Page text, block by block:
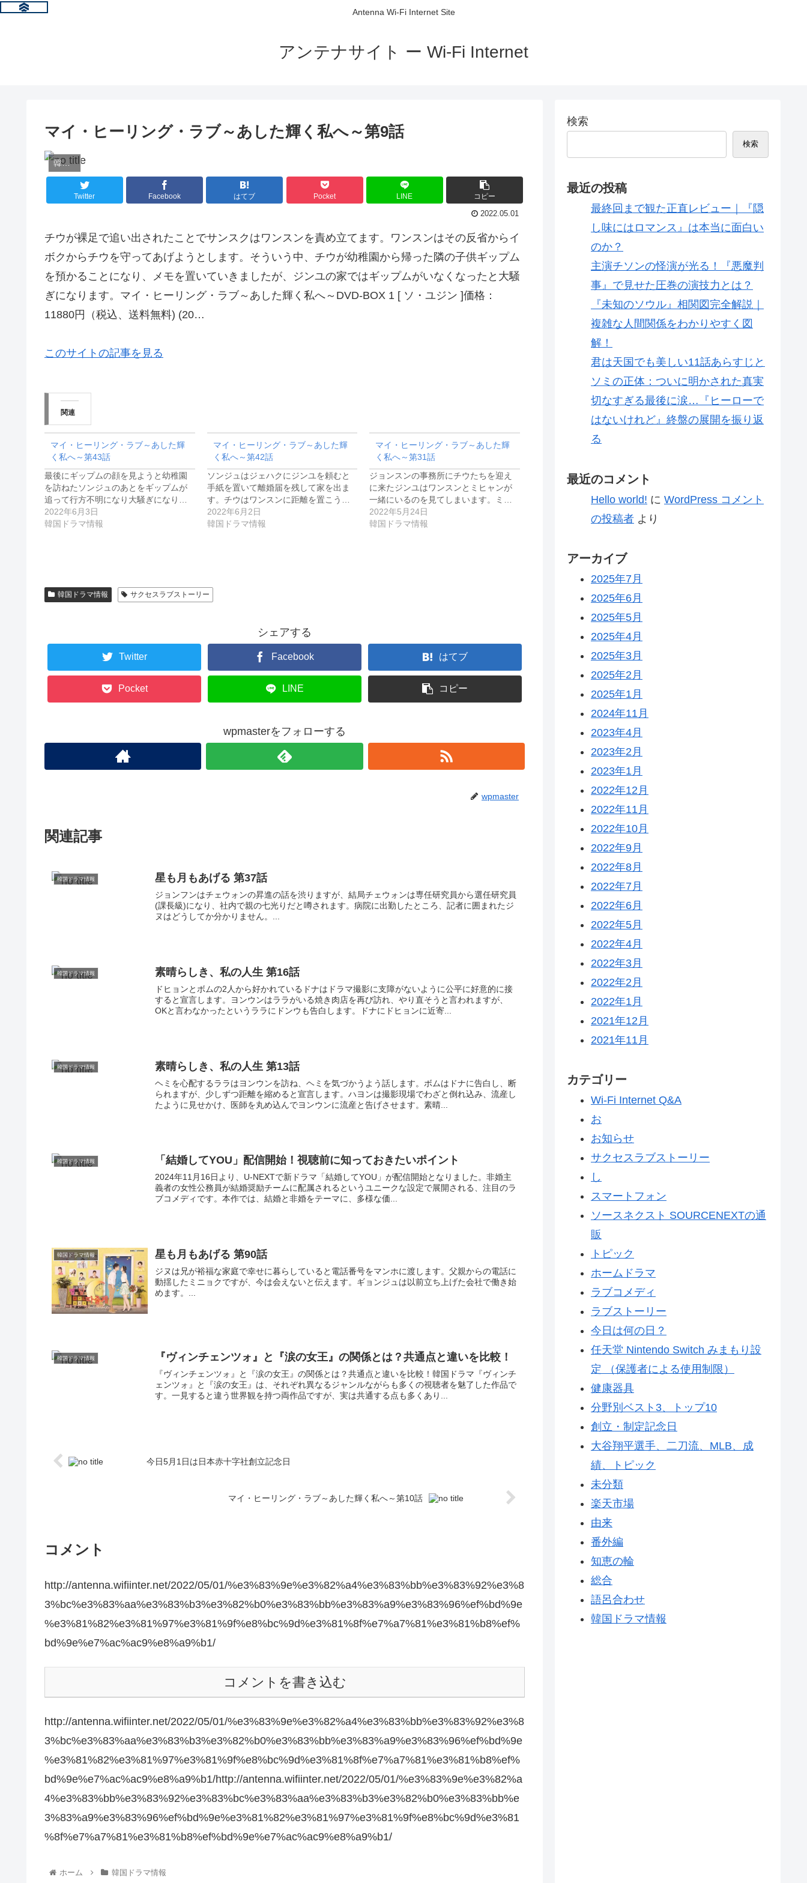
Antenna Wi-Fi Internet Site
アンテナサイト ー Wi-Fi Internet
マイ・ヒーリング・ラブ～あした輝く私へ～第9話
韓国ドラマ情報
Twitter Facebook はてブ Pocket LINE コピー
2022.05.01
チウが裸足で追い出されたことでサンスクはワンスンを責め立てます。ワンスンはその反省からイ
ボクからチウを守ってあげようとします。そういう中、チウが幼稚園から帰った隣の子供ギップム
を預かることになり、メモを置いていきましたが、ジンユの家ではギップムがいなくなったと大騒
ぎになります。マイ・ヒーリング・ラブ～あした輝く私へ～DVD-BOX 1 [ ソ・ユジン ]価格：
11880円（税込、送料無料) (20…
このサイトの記事を見る
関連
マイ・ヒーリング・ラブ～あした輝
く私へ～第43話
最後にギップムの顔を見ようと幼稚園
を訪ねたソンジュのあとをギップムが
追って行方不明になり大騒ぎになり…
2022年6月3日
韓国ドラマ情報
マイ・ヒーリング・ラブ～あした輝
く私へ～第42話
ソンジュはジェハクにジンユを頼むと
手紙を置いて離婚届を残して家を出ま
す。チウはワンスンに距離を置こう…
2022年6月2日
韓国ドラマ情報
マイ・ヒーリング・ラブ～あした輝
く私へ～第31話
ジョンスンの事務所にチウたちを迎え
に来たジンユはワンスンとミヒャンが
一緒にいるのを見てしまいます。ミ…
2022年5月24日
韓国ドラマ情報
韓国ドラマ情報 サクセスラブストーリー
シェアする
Twitter Facebook はてブ
Pocket LINE コピー
wpmasterをフォローする
wpmaster
関連記事
韓国ドラマ情報 星も月もあげる 第37話
ジョンフンはチェウォンの昇進の話を渋りますが、結局チェウォンは専任研究員から選任研究員
(課長級)になり、社内で親の七光りだと噂されます。病院に出勤したところ、記者に囲まれたジ
ヌはどうしてか分かりません。...
韓国ドラマ情報 素晴らしき、私の人生 第16話
ドヒョンとボムの2人から好かれているドナはドラマ撮影に支障がないように公平に好意的に接
すると宣言します。ヨンウンはララがいる焼き肉店を再び訪れ、やり直そうと言われますが、
OKと言わなかったというララにドンウも告白します。ドナにドヒョンに近寄...
韓国ドラマ情報 素晴らしき、私の人生 第13話
ヘミを心配するララはヨンウンを訪ね、ヘミを気づかうよう話します。ボムはドナに告白し、断
られますが、少しずつ距離を縮めると宣言します。ハヨンは撮影現場でわざと倒れ込み、流産し
たように見せかけ、医師を丸め込んでヨンウンに流産と告げさせます。素晴...
韓国ドラマ情報 「結婚してYOU」配信開始！視聴前に知っておきたいポイント
2024年11月16日より、U-NEXTで新ドラマ「結婚してYOU」が配信開始となりました。非婚主
義者の女性公務員が結婚奨励チームに配属されるというユニークな設定で展開される、注目のラ
ブコメディです。本作では、結婚と非婚をテーマに、多様な価...
韓国ドラマ情報 星も月もあげる 第90話
ジヌは兄が裕福な家庭で幸せに暮らしていると電話番号をマンホに渡します。父親からの電話に
動揺したミニョクですが、今は会えないと伝えます。ギョンジュは以前立ち上げた会社で働き始
めます。...
韓国ドラマ情報 『ヴィンチェンツォ』と『涙の女王』の関係とは？共通点と違いを比較！
『ヴィンチェンツォ』と『涙の女王』の関係とは？共通点と違いを比較！韓国ドラマ『ヴィンチ
ェンツォ』と『涙の女王』は、それぞれ異なるジャンルながらも多くの視聴者を魅了した作品で
す。一見すると違う世界観を持つ両作品ですが、実は共通する点も多くあり...
今日5月1日は日本赤十字社創立記念日
マイ・ヒーリング・ラブ～あした輝く私へ～第10話
コメント
http://antenna.wifiinter.net/2022/05/01/%e3%83%9e%e3%82%a4%e3%83%bb%e3%83%92%e3%8
3%bc%e3%83%aa%e3%83%b3%e3%82%b0%e3%83%bb%e3%83%a9%e3%83%96%ef%bd%9e
%e3%81%82%e3%81%97%e3%81%9f%e8%bc%9d%e3%81%8f%e7%a7%81%e3%81%b8%ef%
bd%9e%e7%ac%ac9%e8%a9%b1/
コメントを書き込む
http://antenna.wifiinter.net/2022/05/01/%e3%83%9e%e3%82%a4%e3%83%bb%e3%83%92%e3%8
3%bc%e3%83%aa%e3%83%b3%e3%82%b0%e3%83%bb%e3%83%a9%e3%83%96%ef%bd%9e
%e3%81%82%e3%81%97%e3%81%9f%e8%bc%9d%e3%81%8f%e7%a7%81%e3%81%b8%ef%
bd%9e%e7%ac%ac9%e8%a9%b1/http://antenna.wifiinter.net/2022/05/01/%e3%83%9e%e3%82%a
4%e3%83%bb%e3%83%92%e3%83%bc%e3%83%aa%e3%83%b3%e3%82%b0%e3%83%bb%e
3%83%a9%e3%83%96%ef%bd%9e%e3%81%82%e3%81%97%e3%81%9f%e8%bc%9d%e3%81
%8f%e7%a7%81%e3%81%b8%ef%bd%9e%e7%ac%ac9%e8%a9%b1/
ホーム 韓国ドラマ情報
検索
検索
最近の投稿
最終回まで観た正直レビュー｜『隠
し味にはロマンス』は本当に面白い
のか？
主演チソンの怪演が光る！『悪魔判
事』で見せた圧巻の演技力とは？
『未知のソウル』相関図完全解説｜
複雑な人間関係をわかりやすく図
解！
君は天国でも美しい11話あらすじと
ソミの正体：ついに明かされた真実
切なすぎる最後に涙…『ヒーローで
はないけれど』終盤の展開を振り返
る
最近のコメント
Hello world! に WordPress コメント
の投稿者 より
アーカイブ
2025年7月
2025年6月
2025年5月
2025年4月
2025年3月
2025年2月
2025年1月
2024年11月
2023年4月
2023年2月
2023年1月
2022年12月
2022年11月
2022年10月
2022年9月
2022年8月
2022年7月
2022年6月
2022年5月
2022年4月
2022年3月
2022年2月
2022年1月
2021年12月
2021年11月
カテゴリー
Wi-Fi Internet Q&A
お
お知らせ
サクセスラブストーリー
し
スマートフォン
ソースネクスト SOURCENEXTの通
販
トピック
ホームドラマ
ラブコメディ
ラブストーリー
今日は何の日？
任天堂 Nintendo Switch みまもり設
定 （保護者による使用制限）
健康器具
分野別ベスト3、トップ10
創立・制定記念日
大谷翔平選手、二刀流、MLB、成
績、トピック
未分類
楽天市場
由来
番外編
知恵の輪
総合
語呂合わせ
韓国ドラマ情報